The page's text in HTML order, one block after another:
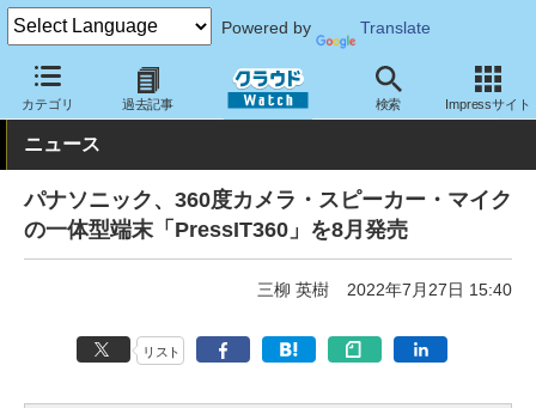
Powered by Translate
カテゴリ 過去記事 検索 Impressサイト
クラウド Watch ハード・インフラ ハードウェア その他
ニュース
パナソニック、360度カメラ・スピーカー・マイク
の一体型端末「PressIT360」を8月発売
三柳 英樹 2022年7月27日 15:40
リスト